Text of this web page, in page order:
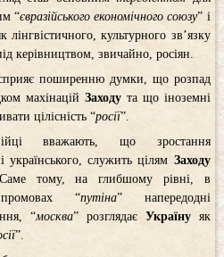
“євразійського економічного союзу” і
лінгвістичного, культурного зв’язку
керівництвом, звичайно, росіян.
сприяє поширенню думки, що розпад
махінацій Заходута що іноземні
цілісність “росії”.
вважають, що зростання
українського, служить цілям Заходу
тому, на глибшому рівні, в
“путіна” напередодні
“москва” розглядає Українуяк
”.